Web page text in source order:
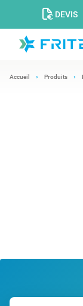
DEVIS
Accueil Produits